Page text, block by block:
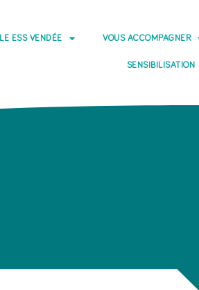
ESS VENDÉE VOUS ACCOMPAGNER
SENSIBILISATION